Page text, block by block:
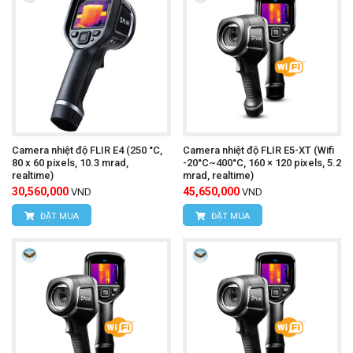
Tìm hiểu thêm: Camera nhiệt độ UNI-T UTi720E
Cách sử dụng:
Bật nguồn máy:
Nhấn nút nguồn để khởi động
máy.
Chọn chế độ đo:
Nhấn nút chức năng để chọn
chế độ đo mong muốn (đo nhiệt độ, ghi hình ảnh,
ghi video).
Hướng camera vào vật thể cần đo:Hướng
camera vào vật thể cần đo và đảm bảo khoảng
cách đo phù hợp.
Quan sát kết quả đo lường:
Màn hình LCD sẽ
Camera nhiệt độ FLIR E4 (250 °C,
80 x 60 pixels, 10.3 mrad,
realtime)
30,560,000 VND
ĐẶT MUA
Camera nhiệt độ FLIR E5-XT (Wifi
-20°C~400°C, 160 × 120 pixels, 5.2
mrad, realtime)
45,650,000 VND
ĐẶT MUA